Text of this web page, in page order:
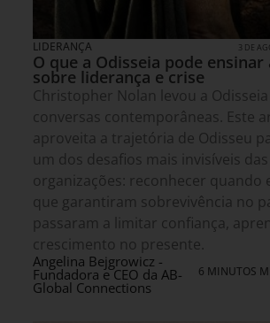
LIDERANÇA 3 DE
O que a Odisseia pode ensinar
sobre liderança e crise
Christopher Nolan levou a
conversas contemporâneas. Este
aproveita a trajetória de Odisseu
um dos desafios mais invisíveis das
organizações: reconhecer quando
que garantiram sobrevivência no
passaram a limitar confiança,
crescimento no presente.
Angelina Bejgrowicz -
Fundadora e CEO da AB-
Global Connections
6 MINUTOS